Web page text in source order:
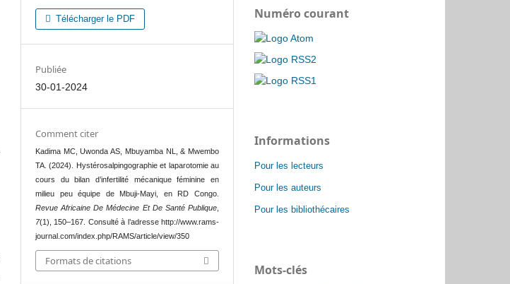
Télécharger le PDF
Publiée
30-01-2024
Comment citer
Kadima MC, Uwonda AS, Mbuyamba NL, & Mwembo
TA. (2024). Hystérosalpingographie et laparotomie au
cours du bilan d’infertilité mécanique féminine en
milieu peu équipe de Mbuji-Mayi, en RD Congo.
Revue Africaine De Médecine Et De Santé Publique,
7(1), 150–167. Consulté à l’adresse http://www.rams-
journal.com/index.php/RAMS/article/view/350
Formats de citations
Numéro courant
Informations
Pour les lecteurs
Pour les auteurs
Pour les bibliothécaires
Mots-clés